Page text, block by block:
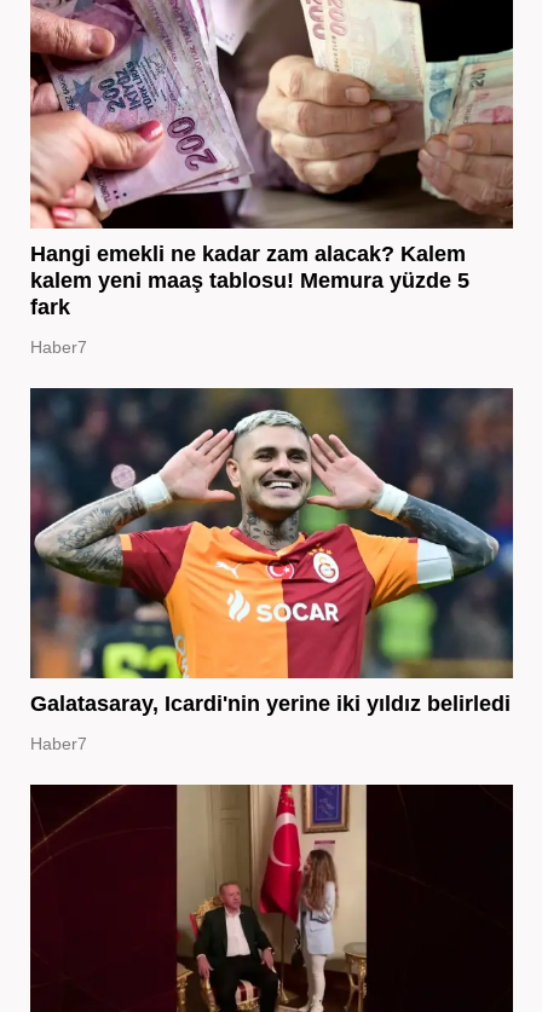
Hangi emekli ne kadar zam alacak? Kalem
kalem yeni maaş tablosu! Memura yüzde 5
fark
Haber7
Galatasaray, Icardi'nin yerine iki yıldız belirledi
Haber7